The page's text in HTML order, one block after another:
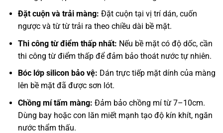
Đặt cuộn và trải màng: Đặt cuộn tại vị trí dán, cuốn
ngược và từ từ trải ra theo chiều dài bề mặt.
Thi công từ điểm thấp nhất: Nếu bề mặt có độ dốc, cần
thi công từ điểm thấp để đảm bảo thoát nước tự nhiên.
Bóc lớp silicon bảo vệ: Dán trực tiếp mặt dính của màng
lên bề mặt đã được sơn lót.
Chồng mí tấm màng: Đảm bảo chồng mí từ 7–10cm.
Dùng bay hoặc con lăn miết mạnh tạo độ kín khít, ngăn
nước thẩm thấu.